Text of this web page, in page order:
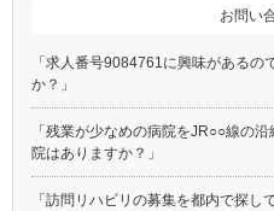
お問い
「求人番号9084761に興味がある
か？」
「残業が少なめの病院をJR○○線の
院はありますか？」
「訪問リハビリの募集を都内で探